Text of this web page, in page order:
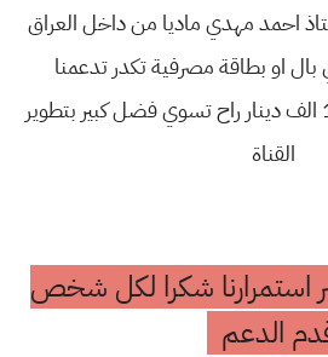
احمد مهدي ماديا من داخل العراق
او بطاقة مصرفية تكدر تدعمنا
بتحويل رصيد حته لو بـ 1 الف دينار راح تسوي فضل كبير بتطوير
القناة
استمرارنا شكرا لكل شخص
الدعم